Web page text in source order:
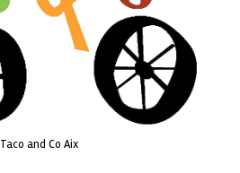
Taco and Co Aix